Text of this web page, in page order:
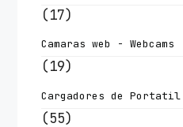
(17)
Camaras web - Webcams
(19)
Cargadores de Portatil
(55)